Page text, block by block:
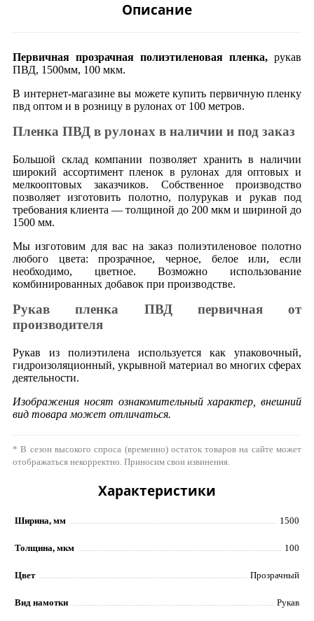
Описание
Первичная прозрачная полиэтиленовая пленка, рукав
ПВД, 1500мм, 100 мкм.
В интернет-магазине вы можете купить первичную пленку
пвд оптом и в розницу в рулонах от 100 метров.
Пленка ПВД в рулонах в наличии и под заказ
Большой склад компании позволяет хранить в наличии
широкий ассортимент пленок в рулонах для оптовых и
мелкооптовых заказчиков. Собственное производство
позволяет изготовить полотно, полурукав и рукав под
требования клиента — толщиной до 200 мкм и шириной до
1500 мм.
Мы изготовим для вас на заказ полиэтиленовое полотно
любого цвета: прозрачное, черное, белое или, если
необходимо, цветное. Возможно использование
комбинированных добавок при производстве.
Рукав пленка ПВД первичная от
производителя
Рукав из полиэтилена используется как упаковочный,
гидроизоляционный, укрывной материал во многих сферах
деятельности.
Изображения носят ознакомительный характер, внешний
вид товара может отличаться.
* В сезон высокого спроса (временно) остаток товаров на сайте может
отображаться некорректно. Приносим свои извинения.
Характеристики
Ширина, мм 1500
Толщина, мкм 100
Цвет Прозрачный
Вид намотки Рукав